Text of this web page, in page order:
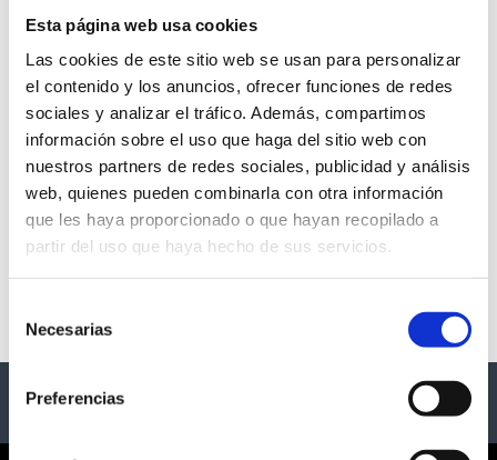
Esta página web usa cookies
Las cookies de este sitio web se usan para personalizar
el contenido y los anuncios, ofrecer funciones de redes
sociales y analizar el tráfico. Además, compartimos
información sobre el uso que haga del sitio web con
nuestros partners de redes sociales, publicidad y análisis
web, quienes pueden combinarla con otra información
que les haya proporcionado o que hayan recopilado a
partir del uso que haya hecho de sus servicios.
consentimiento
Necesarias
Preferencias
1º FESTIVAL
INTERNACIONAL DE JAZZ
& BLUES DE CALP
- Calpe
Descripción
1º FESTIVAL INTERNACIONAL DE JAZZ & BLUES DE